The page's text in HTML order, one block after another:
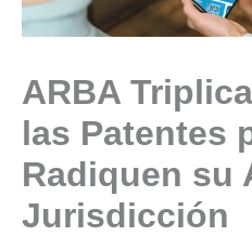
ARBA
las Patentes
Radiquen su
Jurisdicción